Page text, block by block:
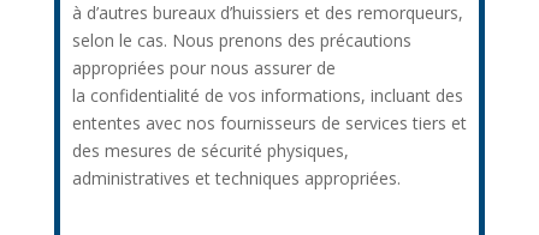
à d’autres bureaux d’huissiers et des remorqueurs,
selon le cas. Nous prenons des précautions
appropriées pour nous assurer de
la confidentialité de vos informations, incluant des
ententes avec nos fournisseurs de services tiers et
des mesures de sécurité physiques,
administratives et techniques appropriées.